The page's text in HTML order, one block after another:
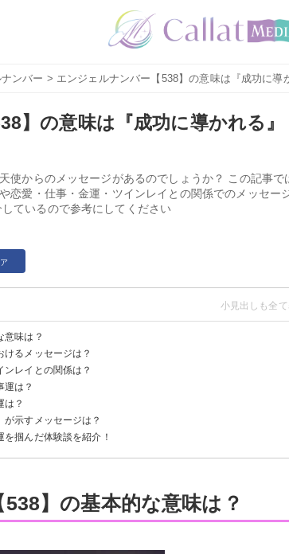
ンバー > エンジェルナンバー【538】の意味は『成功に導
】の意味は『成功に導かれる』
使からのメッセージがあるのでしょうか？ この記事で
恋愛・仕事・金運・ツインレイとの関係でのメッセー
ているので参考にしてください
意味は？
るメッセージは？
レイとの関係は？
しょう
運は？
は？
が示すメッセージは？
掴んだ体験談を紹介！
】の基本的な意味は？